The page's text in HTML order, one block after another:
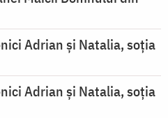
Adrian şi Natalia, soţia
Adrian şi Natalia, soţia